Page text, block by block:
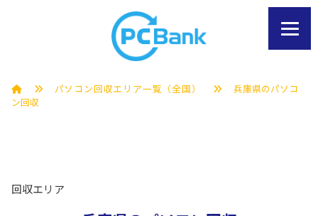
パソコン回収エリア一覧（全国）
兵庫県のパソコ
ン回収
回収エリア